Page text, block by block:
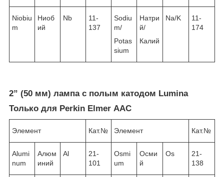
Niobiu
m
Ниоб
ий
Nb
11-
137
Sodiu
m/
Potas
sium
Натри
й/
Калий
Na/K
11-
174
2” (50 мм) лампа с полым катодом Lumina
Только для Perkin Elmer ААС
Элемент Кат.№ Элемент Кат.№
Alumi
num
Алюм
иний
Al
21-
101
Osmi
um
Осми
й
Os
21-
138